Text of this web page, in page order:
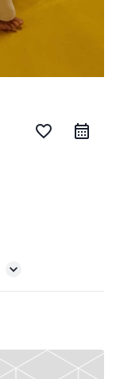
favorite_border